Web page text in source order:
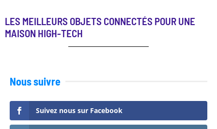
LES MEILLEURS OBJETS CONNECTÉS POUR UNE
MAISON HIGH-TECH
Nous suivre
Suivez nous sur Facebook